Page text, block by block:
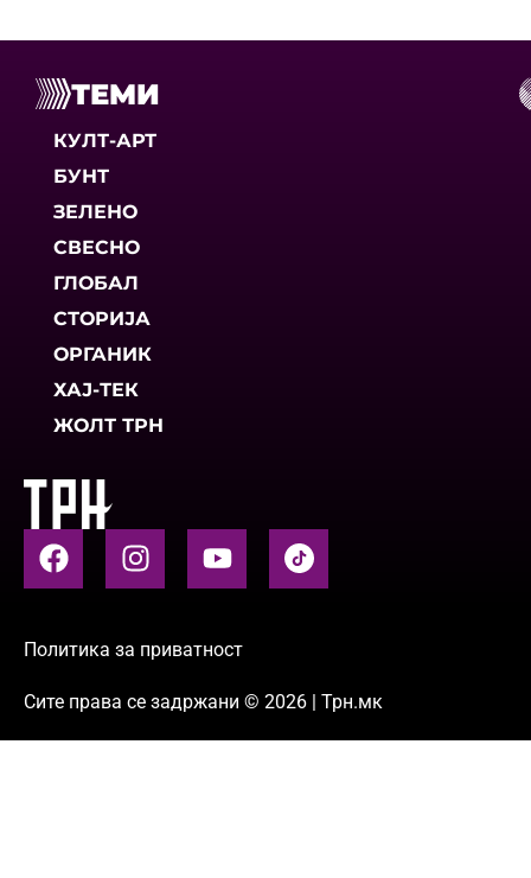
ТЕМИ
КУЛТ-АРТ
БУНТ
ЗЕЛЕНО
СВЕСНО
ГЛОБАЛ
СТОРИЈА
ОРГАНИК
ХАЈ-ТЕК
ЖОЛТ ТРН
Политика за приватност
Сите права се задржани © 2026 | Трн.мк